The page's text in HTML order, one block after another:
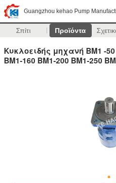
Guangzhou kehao Pump
Σπίτι Προϊόντα
Κυκλοειδής μηχανή BM1 -50
BM1-160 BM1-200 BM1-250